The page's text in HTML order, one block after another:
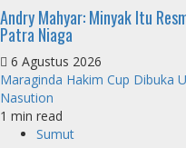
Andry Mahyar: Minyak Itu
Patra Niaga
6 Agustus 2026
Maraginda Hakim Cup Dibuka
Nasution
1 min read
Sumut